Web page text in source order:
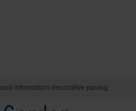
information decorative paving